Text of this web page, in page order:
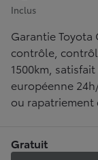
Inclus
Garantie Toyota
contrôle,
1500km,
européenne
ou rapatriement
Gratuit